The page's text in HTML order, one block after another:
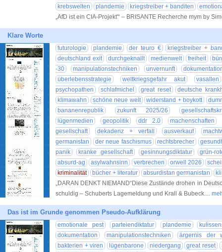
krebswelten
plandemie kriegstreiber + banditen
„AfD ist ein CIA-Projekt'“ – BRISANTE Recherche mym by
Klare Worte
futurologie plandemie der teuro €
kriegstreiber +
deutschland exit
durchgeknallt medienwelt freiheit
-30
manipulationstechniken unvernunft
überlebensstrategie
weltkriegsgefahr akut
vasallen
psychopathen
schlafmichel great reset
deutsche
klimawahn
schöne neue welt widerstand + boykott
bananenrepublik
zukunft 2025/26
lügenmedien
geopolitik ddr 2.0
machenschaften
gesellschaft
dekadenz + verfall ausverkauf
germanistan
der neue faschismus rechtsbrecher
panik
kranke gesellschaft gesinnungsdiktatur
grün-
absurd-ag
asylwahnsinn verbrechen orwell 2026
kriminalität
bücher + literatur absurdistan germanistan
„DARAN DENKT NIEMAND“Diese Zustände drohen in
schuldig – Schuberts Lagemeldung und Krall & Bubeck....
Das ist im Grunde genommen Pseudo-Aufklärung
emotionale pest parteiendiktatur plandemie
dokumentation
manipulationstechniken
ärgernis der
bakterien + viren
lügenbarone niedergang great reset